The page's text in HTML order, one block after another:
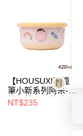
【HOUSUXI】蠟
筆小新系列阿呆-不
鏽鋼雙層隔熱碗
420ml(A04)【5周
NT$235